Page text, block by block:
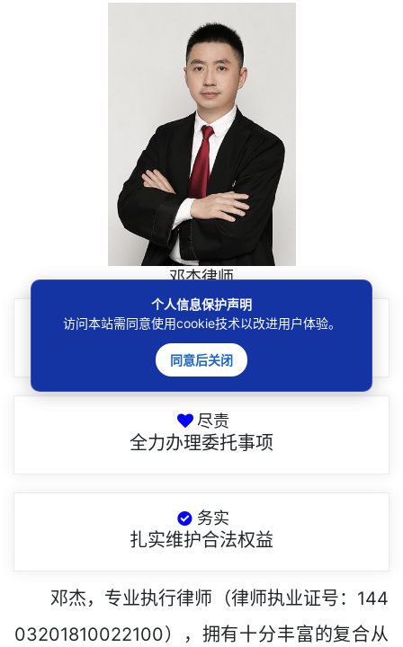
邓杰律师
专业
专注执业领域事务
尽责
全力办理委托事项
务实
扎实维护合法权益
邓杰，专业执行律师（律师执业证号：144
03201810022100），拥有十分丰富的复合从
个人信息保护声明
访问本站需同意使用cookie技术以改进用户体验。
同意后关闭